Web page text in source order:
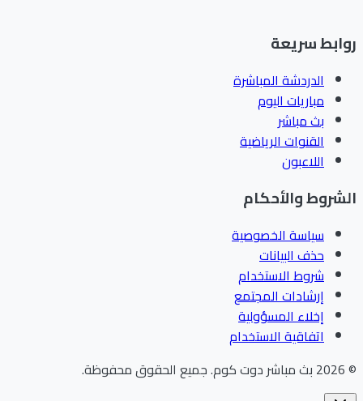
روابط سريعة
الدردشة المباشرة
مباريات اليوم
بث مباشر
القنوات الرياضية
اللاعبون
الشروط والأحكام
سياسة الخصوصية
حذف البيانات
شروط الاستخدام
إرشادات المجتمع
إخلاء المسؤولية
اتفاقية الاستخدام
©
2026 بث مباشر دوت كوم.جميع الحقوق محفوظة.